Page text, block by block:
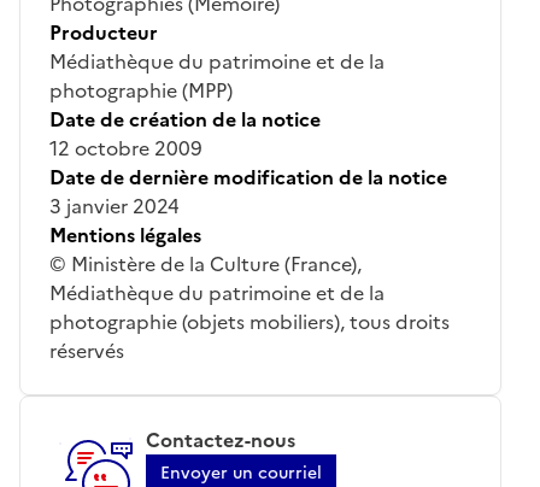
Producteur
Médiathèque du patrimoine et de la
photographie (MPP)
Date de création de la notice
12 octobre 2009
Date de dernière modification de la notice
3 janvier 2024
Mentions légales
© Ministère de la Culture (France),
Médiathèque du patrimoine et de la
photographie (objets mobiliers), tous droits
réservés
Contactez-nous
Envoyer un courriel